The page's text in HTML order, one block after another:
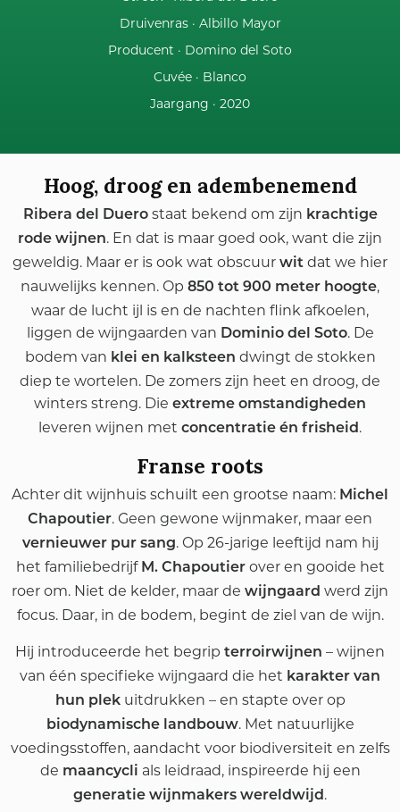
Druivenras · Albillo Mayor
Producent · Domino del Soto
Cuvée · Blanco
Jaargang · 2020
Hoog, droog en adembenemend
Ribera del Duerostaat bekend om zijn krachtige
rode wijnen. En dat is maar goed ook, want die zijn
geweldig. Maar er is ook wat obscuur wit dat we hier
nauwelijks kennen. Op 850 tot 900 meter hoogte,
waar de lucht ijl is en de nachten flink afkoelen,
liggen de wijngaarden van Dominio del Soto. De
bodem van klei en kalksteen dwingt de stokken
diep te wortelen. De zomers zijn heet en droog, de
winters streng. Die extreme omstandigheden
leveren wijnen met concentratie én frisheid.
Franse roots
Achter dit wijnhuis schuilt een grootse naam: Michel
Chapoutier. Geen gewone wijnmaker, maar een
vernieuwer pur sang. Op 26-jarige leeftijd nam hij
het familiebedrijf M. Chapoutierover en gooide het
roer om. Niet de kelder, maar de wijngaard werd zijn
focus. Daar, in de bodem, begint de ziel van de wijn.
Hij introduceerde het begrip terroirwijnen – wijnen
van één specifieke wijngaard die het karakter van
hun plekuitdrukken – en stapte over op
biodynamische landbouw. Met natuurlijke
voedingsstoffen, aandacht voor biodiversiteit en zelfs
de maancycli als leidraad, inspireerde hij een
generatie wijnmakers wereldwijd.